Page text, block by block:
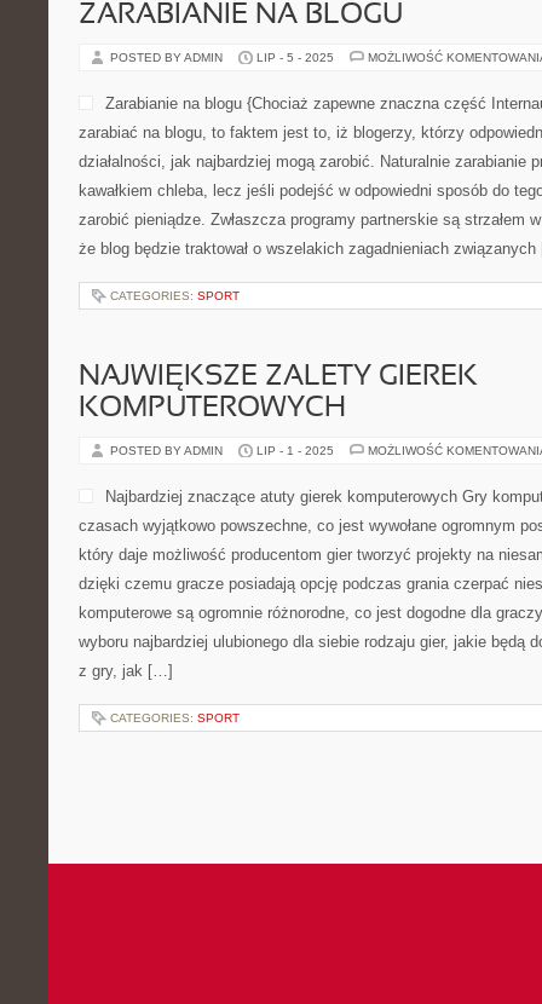
ZARABIANIE NA BLOGU
POSTED BY ADMIN LIP - 5 - 2025 MOŻLIWOŚĆ
Zarabianie na blogu {Chociaż zapewne znaczna część
zarabiać na blogu, to faktem jest to, iż blogerzy, którzy
działalności, jak najbardziej mogą zarobić. Naturalnie zarabianie
kawałkiem chleba, lecz jeśli podejść w odpowiedni sposób do
zarobić pieniądze. Zwłaszcza programy partnerskie są strzałem
że blog będzie traktował o wszelakich zagadnieniach
CATEGORIES: SPORT
NAJWIĘKSZE ZALETY GIEREK
KOMPUTEROWYCH
POSTED BY ADMIN LIP - 1 - 2025 MOŻLIWOŚĆ
Najbardziej znaczące atuty gierek komputerowych Gry
czasach wyjątkowo powszechne, co jest wywołane ogromnym
który daje możliwość producentom gier tworzyć projekty na
dzięki czemu gracze posiadają opcję podczas grania czerpać
komputerowe są ogromnie różnorodne, co jest dogodne dla
wyboru najbardziej ulubionego dla siebie rodzaju gier, jakie będą
z gry, jak […]
CATEGORIES: SPORT